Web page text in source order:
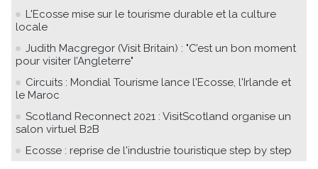
L'Ecosse mise sur le tourisme durable et la culture
locale
Judith Macgregor (Visit Britain) : "C’est un bon moment
pour visiter l’Angleterre"
Circuits : Mondial Tourisme lance l'Ecosse, l'Irlande et
le Maroc
Scotland Reconnect 2021 : VisitScotland organise un
salon virtuel B2B
Ecosse : reprise de l'industrie touristique step by step